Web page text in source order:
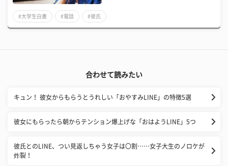
#大学生白書 #電話 #彼氏
合わせて読みたい
キュン！ 彼女からもらうとうれしい「おやすみLINE」の特徴5選
彼女にもらったら朝からテンション爆上げな「おはようLINE」5つ
​彼氏とのLINE、つい見返しちゃう女子は〇割……女子大生のノロケが
炸裂！